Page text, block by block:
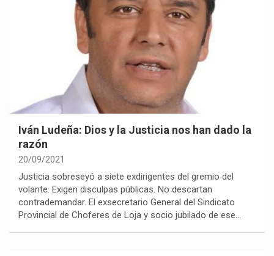
Iván Ludeña: Dios y la Justicia nos han dado la
razón
20/09/2021
Justicia sobreseyó a siete exdirigentes del gremio del
volante. Exigen disculpas públicas. No descartan
contrademandar. El exsecretario General del Sindicato
Provincial de Choferes de Loja y socio jubilado de ese…